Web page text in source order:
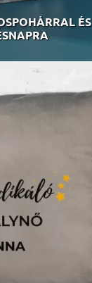
ÉS